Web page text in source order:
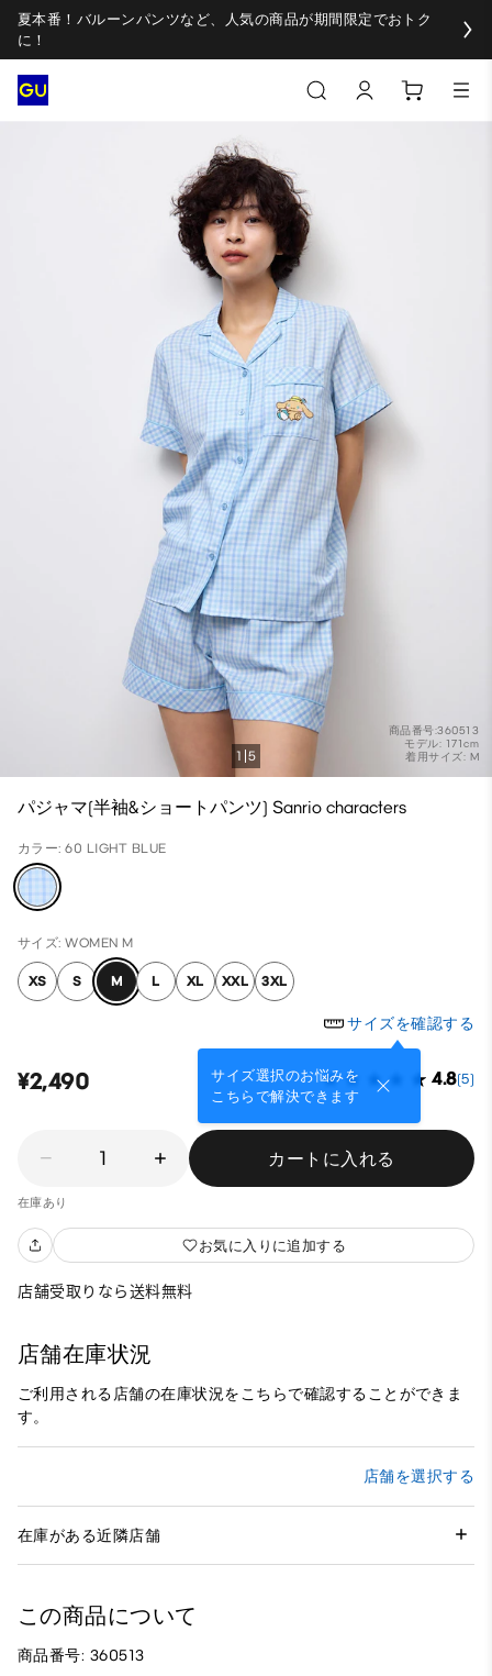
夏本番！バルーンパンツなど、人気の商品が期間限定でおトク
に！
商品番号:360513
モデル: 171cm
着用サイズ: M
1 5
パジャマ(半袖&ショートパンツ) Sanrio characters
カラー: 60 LIGHT BLUE
サイズ: WOMEN M
XS S M L XL XXL 3XL
サイズを確認する
サイズ選択のお悩みを
こちらで解決できます
¥2,490 4.8(5)
1 カートに入れる
在庫あり
お気に入りに追加する
店舗受取りなら送料無料
店舗在庫状況
ご利用される店舗の在庫状況をこちらで確認することができま
す。
店舗を選択する
在庫がある近隣店舗
この商品について
商品番号: 360513